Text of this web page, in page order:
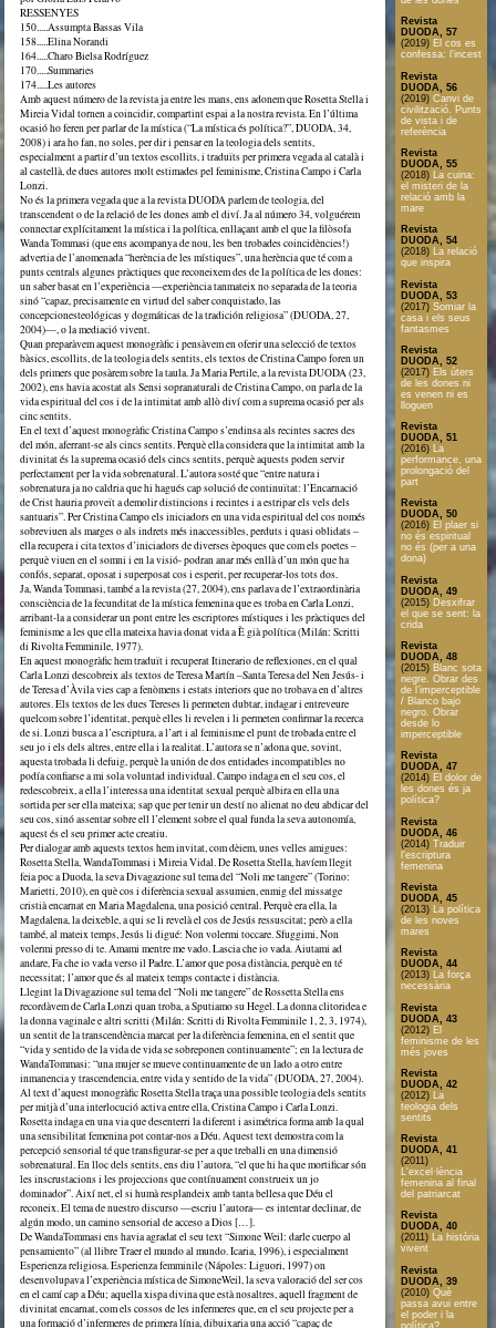
RESSENYES
150.....Assumpta Bassas Vila
158.....Elina Norandi
164.....Charo Bielsa Rodríguez
170.....Summaries
174.....Les autores
Amb aquest número de la revista ja entre les mans, ens adonem que Rosetta Stella i
Mireia Vidal tornen a coincidir, compartint espai a la nostra revista. En l’última
ocasió ho feren per parlar de la mística (“La mística és política?”, DUODA, 34,
2008) i ara ho fan, no soles, per dir i pensar en la teologia dels sentits,
especialment a partir d’un textos escollits, i traduïts per primera vegada al català i
al castellà, de dues autores molt estimades pel feminisme, Cristina Campo i Carla
Lonzi.
No és la primera vegada que a la revista DUODA parlem de teologia, del
transcendent o de la relació de les dones amb el diví. Ja al número 34, volguérem
connectar explícitament la mística i la política, enllaçant amb el que la filòsofa
Wanda Tommasi (que ens acompanya de nou, les ben trobades coincidències!)
advertia de l’anomenada “herència de les místiques”, una herència que té com a
punts centrals algunes pràctiques que reconeixem des de la política de les dones:
un saber basat en l’experiència —experiència tanmateix no separada de la teoria
sinó “capaz, precisamente en virtud del saber conquistado, las
concepcionesteológicas y dogmáticas de la tradición religiosa” (DUODA, 27,
2004)—, o la mediació vivent.
Quan preparàvem aquest monogràfic i pensàvem en oferir una selecció de textos
bàsics, escollits, de la teologia dels sentits, els textos de Cristina Campo foren un
dels primers que posàrem sobre la taula. Ja Maria Pertile, a la revista DUODA (23,
2002), ens havia acostat als Sensi sopranaturali de Cristina Campo, on parla de la
vida espiritual del cos i de la intimitat amb allò diví com a suprema ocasió per als
cinc sentits.
En el text d’aquest monogràfic Cristina Campo s’endinsa als recintes sacres des
del món, aferrant-se als cincs sentits. Perquè ella considera que la intimitat amb la
divinitat és la suprema ocasió dels cincs sentits, perquè aquests poden servir
perfectament per la vida sobrenatural. L’autora sosté que “entre natura i
sobrenatura ja no caldria que hi hagués cap solució de continuïtat: l’Encarnació
de Crist hauria proveït a demolir distincions i recintes i a estripar els vels dels
santuaris”. Per Cristina Campo els iniciadors en una vida espiritual del cos només
sobreviuen als marges o als indrets més inaccessibles, perduts i quasi oblidats –
ella recupera i cita textos d’iniciadors de diverses èpoques que com els poetes –
perquè viuen en el somni i en la visió- podran anar més enllà d’un món que ha
confós, separat, oposat i superposat cos i esperit, per recuperar-los tots dos.
Ja, Wanda Tommasi, també a la revista (27, 2004), ens parlava de l’extraordinària
consciència de la fecunditat de la mística femenina que es troba en Carla Lonzi,
arribant-la a considerar un pont entre les escriptores místiques i les pràctiques del
feminisme a les que ella mateixa havia donat vida a È già política (Milán: Scritti
di Rivolta Femminile, 1977).
En aquest monogràfic hem traduït i recuperat Itinerario de reflexiones, en el qual
Carla Lonzi descobreix als textos de Teresa Martín –Santa Teresa del Nen Jesús- i
de Teresa d’Àvila vies cap a fenòmens i estats interiors que no trobava en d’altres
autores. Els textos de les dues Tereses li permeten dubtar, indagar i entreveure
quelcom sobre l’identitat, perquè elles li revelen i li permeten confirmar la recerca
de si. Lonzi busca a l’escriptura, a l’art i al feminisme el punt de trobada entre el
seu jo i els dels altres, entre ella i la realitat. L’autora se n’adona que, sovint,
aquesta trobada li defuig, perquè la unión de dos entidades incompatibles no
podía confiarse a mi sola voluntad individual. Campo indaga en el seu cos, el
redescobreix, a ella l’interessa una identitat sexual perquè albira en ella una
sortida per ser ella mateixa; sap que per tenir un destí no alienat no deu abdicar del
seu cos, sinó assentar sobre ell l’element sobre el qual funda la seva autonomía,
aquest és el seu primer acte creatiu.
Per dialogar amb aquests textos hem invitat, com dèiem, unes velles amigues:
Rosetta Stella, WandaTommasi i Mireia Vidal. De Rosetta Stella, havíem llegit
feia poc a Duoda, la seva Divagazione sul tema del “Noli me tangere” (Torino:
Marietti, 2010), en què cos i diferència sexual assumien, enmig del missatge
cristià encarnat en Maria Magdalena, una posició central. Perquè era ella, la
Magdalena, la deixeble, a qui se li revelà el cos de Jesús ressuscitat; però a ella
també, al mateix temps, Jesús li digué: Non volermi toccare. Sfuggimi, Non
volermi presso di te. Amami mentre me vado. Lascia che io vada. Aiutami ad
andare, Fa che io vada verso il Padre. L’amor que posa distància, perquè en té
necessitat; l’amor que és al mateix temps contacte i distància.
Llegint la Divagazione sul tema del “Noli me tangere” de Rossetta Stella ens
recordàvem de Carla Lonzi quan troba, a Sputiamo su Hegel. La donna clitoridea e
la donna vaginale e altri scritti (Milán: Scritti di Rivolta Femminile 1, 2, 3, 1974),
un sentit de la transcendència marcat per la diferència femenina, en el sentit que
“vida y sentido de la vida de vida se sobreponen continuamente”; en la lectura de
WandaTommasi: “una mujer se mueve continuamente de un lado a otro entre
inmanencia y trascendencia, entre vida y sentido de la vida” (DUODA, 27, 2004).
Al text d’aquest monogràfic Rosetta Stella traça una possible teologia dels sentits
per mitjà d’una interlocució activa entre ella, Cristina Campo i Carla Lonzi.
Rosetta indaga en una via que desenterri la diferent i asimétrica forma amb la qual
una sensibilitat femenina pot contar-nos a Déu. Aquest text demostra com la
percepció sensorial té que transfigurar-se per a que treballi en una dimensió
sobrenatural. En lloc dels sentits, ens diu l’autora, “el que hi ha que mortificar són
les inscrustacions i les projeccions que contínuament construeix un jo
dominador”. Així net, el si humà resplandeix amb tanta bellesa que Déu el
reconeix. El tema de nuestro discurso —escriu l’autora— es intentar declinar, de
algún modo, un camino sensorial de acceso a Dios […].
De WandaTommasi ens havia agradat el seu text “Simone Weil: darle cuerpo al
pensamiento” (al llibre Traer el mundo al mundo. Icaria, 1996), i especialment
Esperienza religiosa. Esperienza femminile (Nápoles: Liguori, 1997) on
desenvolupava l’experiència mística de SimoneWeil, la seva valoració del ser cos
en el camí cap a Déu; aquella xispa divina que està nosaltres, aquell fragment de
divinitat encarnat, com els cossos de les infermeres que, en el seu projecte per a
una formació d’infermeres de primera línia, dibuixaria una acció “capaç de
Revista
DUODA, 57
(2019) El cos es
confessa: l’incest
Revista
DUODA, 56
(2019) Canvi de
civilització. Punts
de vista i de
referència
Revista
DUODA, 55
(2018)
La cuina:
el misteri de la
relació amb la
mare
Revista
DUODA, 54
(2018) La relació
que inspira
Revista
DUODA, 53
(2017) Somiar la
casa i els seus
fantasmes
Revista
DUODA, 52
(2017) Els úters
de les dones ni
es venen ni es
lloguen
Revista
DUODA, 51
(2016) La
performance, una
prolongació del
part
Revista
DUODA, 50
(2016) El plaer si
no és espiritual
no és (per a una
dona)
Revista
DUODA, 49
(2015) Desxifrar
el que se sent: la
crida
Revista
DUODA, 48
(2015) Blanc sota
negre. Obrar des
de l’imperceptible
/ Blanco bajo
negro. Obrar
desde lo
imperceptible
Revista
DUODA, 47
(2014) El dolor de
les dones és ja
política?
Revista
DUODA, 46
(2014) Traduir
l'escriptura
femenina
Revista
DUODA, 45
(2013)
La política
de les noves
mares
Revista
DUODA, 44
(2013) La força
necessària
Revista
DUODA, 43
(2012) El
feminisme de les
més joves
Revista
DUODA, 42
(2012)
La
teologia dels
sentits
Revista
DUODA, 41
(2011)
L'excel·lència
femenina al final
del patriarcat
Revista
DUODA, 40
(2011) La història
vivent
Revista
DUODA, 39
(2010) Què
passa avui entre
el poder i la
política?